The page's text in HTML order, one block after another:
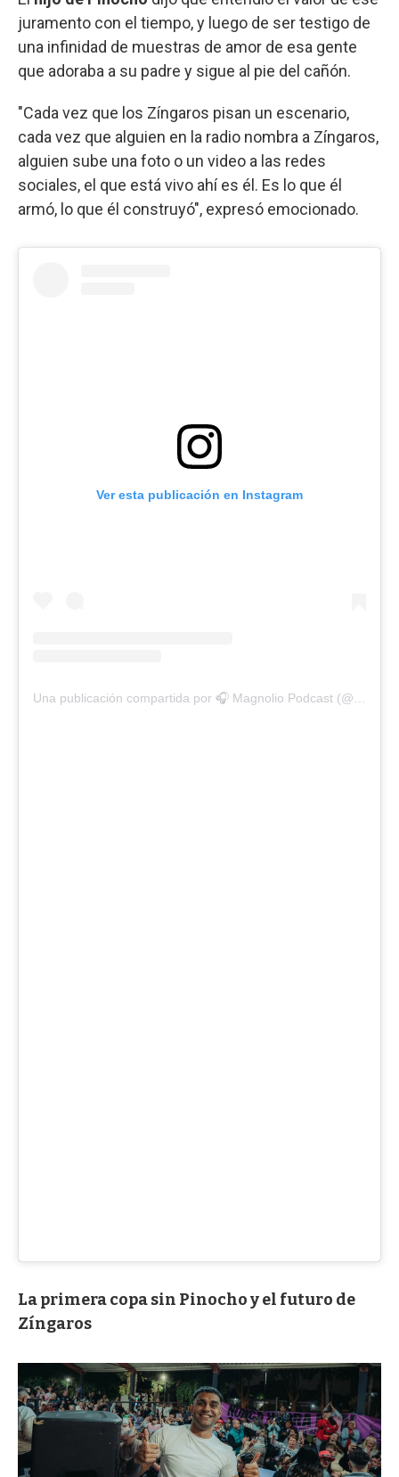
juramento con el tiempo, y luego de ser testigo de
una infinidad de muestras de amor de esa gente
que adoraba a su padre y sigue al pie del cañón.
"Cada vez que los Zíngaros pisan un escenario,
cada vez que alguien en la radio nombra a Zíngaros,
alguien sube una foto o un video a las redes
sociales, el que está vivo ahí es él. Es lo que él
armó, lo que él construyó", expresó emocionado.
Ver esta publicación en Instagram
La primera copa sin Pinocho y el futuro de
Zíngaros